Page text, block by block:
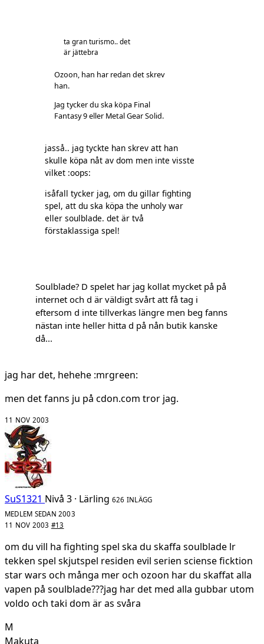
ta gran turismo.. det
är jättebra
Ozoon, han har redan det skrev
han.
Jag tycker du ska köpa Final
Fantasy 9 eller Metal Gear Solid.
jasså.. jag tyckte han skrev att han
skulle köpa nåt av dom men inte visste
vilket :oops:
isåfall tycker jag, om du gillar fighting
spel, att du ska köpa the unholy war
eller soulblade. det är två
förstaklassiga spel!
Soulblade? D spelet har jag kollat mycket på på
internet och d är väldigt svårt att få tag i
eftersom d inte tillverkas längre men beg fanns
nästan inte heller hitta d på nån butik kanske
då...
jag har det, hehehe :mrgreen:
men det fanns ju på cdon.com tror jag.
11 NOV 2003
SuS1321 Nivå 3 · Lärling 626 INLÄGG
MEDLEM SEDAN 2003
11 NOV 2003 #13
om du vill ha fighting spel ska du skaffa soulblade lr
tekken spel skjutspel residen evil serien sciense ficktion
star wars och många mer och ozoon har du skaffat alla
vapen på soulblade???jag har det med alla gubbar utom
voldo och taki dom är as svåra
M
Makuta